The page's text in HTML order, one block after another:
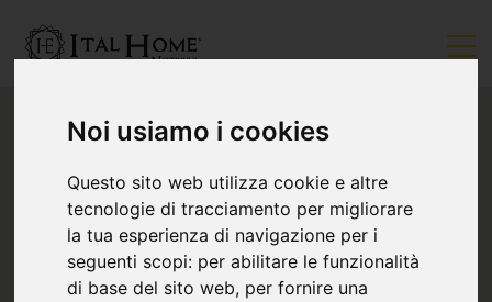
Noi usiamo i cookies
Questo sito web utilizza cookie e altre
tecnologie di tracciamento per migliorare
la tua esperienza di navigazione per i
seguenti scopi: per abilitare le funzionalità
di base del sito web, per fornire una